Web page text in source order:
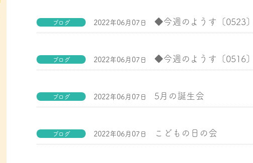
ブログ 2022年06月07日 ◆今週のようす〔0523〕
ブログ 2022年06月07日 ◆今週のようす〔0516〕
ブログ 2022年06月07日 5月の誕生会
ブログ 2022年06月07日 こどもの日の会